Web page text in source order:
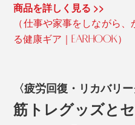
商品を詳しく見る >>
（仕事や家事をしながら
る健康ギア｜EARHOOK）
〈疲労回復・リカバリー
筋トレグッズと